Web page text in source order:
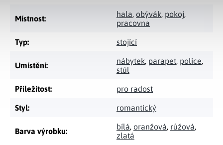
Místnost: hala, obývák, pokoj,
pracovna
Typ: stojící
Umístění: nábytek, parapet, police,
stůl
Příležitost: pro radost
Styl: romantický
Barva výrobku: bílá, oranžová, růžová,
zlatá